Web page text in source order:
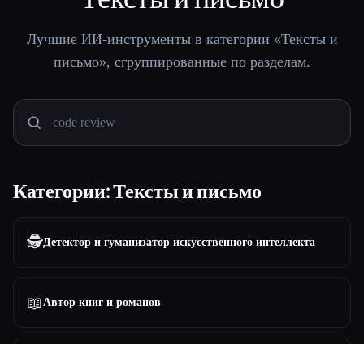
📈
Студенты 🎬Креаторы
Сравнить инструменты
Все категории
Лучшие ИИ-инструменты в категории «Тексты и
письмо», сгруппированные по разделам.
Категории: Тексты и письмо
🕵️Детектор и гуманизатор искусственного интеллекта
📖Автор книг и романов